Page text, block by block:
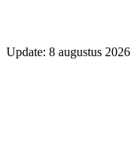
Update: 8 augustus 2026